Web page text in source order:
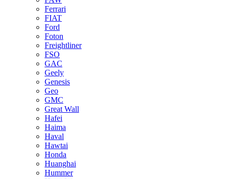
Ferrari
FIAT
Ford
Foton
Freightliner
FSO
GAC
Geely
Genesis
Geo
GMC
Great Wall
Hafei
Haima
Haval
Hawtai
Honda
Huanghai
Hummer